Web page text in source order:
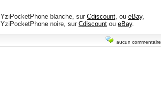
YziPocketPhone blanche, sur Cdiscount, ou eBay,
YziPocketPhone noire, sur Cdiscount ou eBay.
aucun commentaire